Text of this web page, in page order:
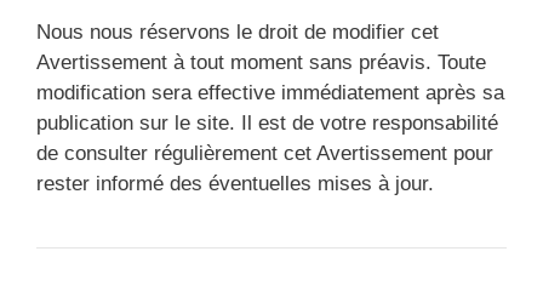
Nous nous réservons le droit de modifier cet
Avertissement à tout moment sans préavis. Toute
modification sera effective immédiatement après sa
publication sur le site. Il est de votre responsabilité
de consulter régulièrement cet Avertissement pour
rester informé des éventuelles mises à jour.